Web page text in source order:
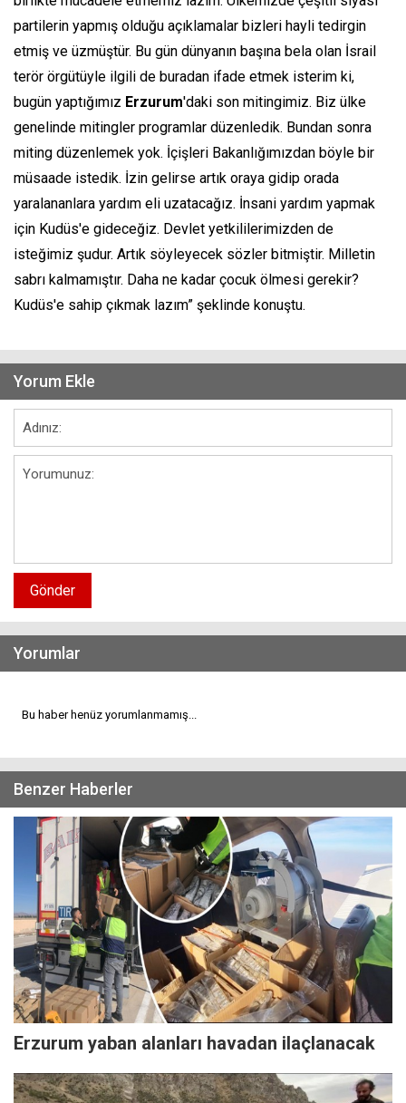
partilerin yapmış olduğu açıklamalar bizleri hayli tedirgin
etmiş ve üzmüştür. Bu gün dünyanın başına bela olan İsrail
terör örgütüyle ilgili de buradan ifade etmek isterim ki,
bugün yaptığımız Erzurum'daki son mitingimiz. Biz ülke
genelinde mitingler programlar düzenledik. Bundan sonra
miting düzenlemek yok. İçişleri Bakanlığımızdan böyle bir
müsaade istedik. İzin gelirse artık oraya gidip orada
yaralananlara yardım eli uzatacağız. İnsani yardım yapmak
için Kudüs'e gideceğiz. Devlet yetkililerimizden de
isteğimiz şudur. Artık söyleyecek sözler bitmiştir. Milletin
sabrı kalmamıştır. Daha ne kadar çocuk ölmesi gerekir?
Kudüs'e sahip çıkmak lazım” şeklinde konuştu.
Yorum Ekle
Gönder
Yorumlar
Bu haber henüz yorumlanmamış...
Benzer Haberler
Erzurum yaban alanları havadan ilaçlanacak